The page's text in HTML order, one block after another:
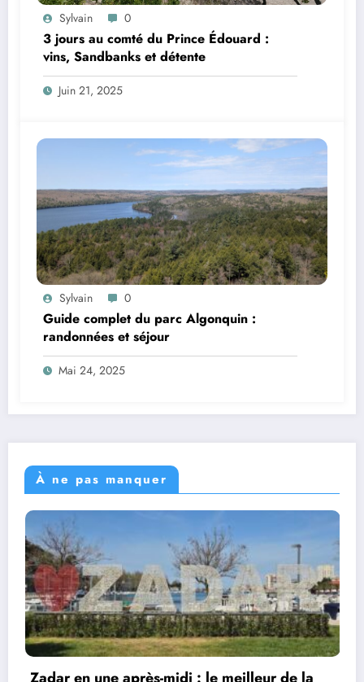
Sylvain 0
3 jours au comté du Prince Édouard :
vins, Sandbanks et détente
Juin 21, 2025
Sylvain 0
Guide complet du parc Algonquin :
randonnées et séjour
Mai 24, 2025
À ne pas manquer